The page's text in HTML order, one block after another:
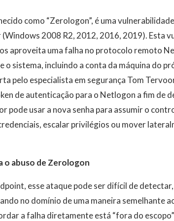
como “Zerologon”, é uma
2008 R2, 2012, 2016, 2019). Esta
aproveita uma falha no protocolo remoto
o sistema, incluindo a conta da máquina do
pelo especialista em segurança Tom
de autenticação para o Netlogon a fim de
pode usar a nova senha para assumir o
escalar privilégios ou mover
o abuso de Zerologon
esse ataque pode ser difícil de
no domínio de uma maneira semelhante
a falha diretamente está “fora do